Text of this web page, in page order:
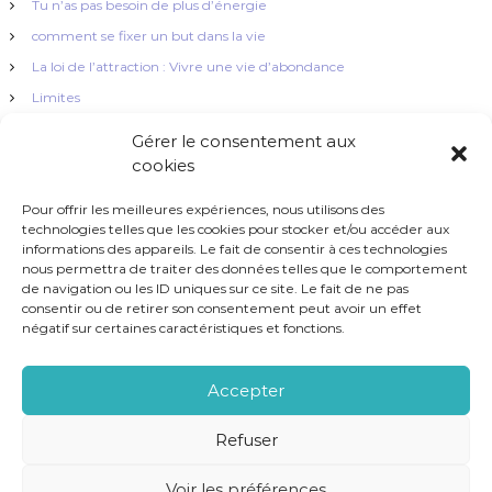
Gérer le consentement aux
cookies
Pour offrir les meilleures expériences, nous utilisons des
technologies telles que les cookies pour stocker et/ou accéder aux
informations des appareils. Le fait de consentir à ces technologies
nous permettra de traiter des données telles que le comportement
de navigation ou les ID uniques sur ce site. Le fait de ne pas
consentir ou de retirer son consentement peut avoir un effet
négatif sur certaines caractéristiques et fonctions.
Accepter
Refuser
i
g
o
n
d
Tu n’as pas besoin de plus d’énergie
comment se fixer un but dans la vie
La loi de l’attraction : Vivre une vie d’abondance
Limites
Brio Coaching - Tous droits réservés 2023